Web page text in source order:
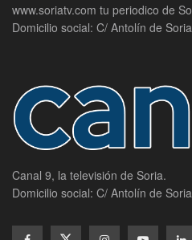
www.soriatv.com tu periodico de
Domicilio social: C/ Antolín de
Canal 9, la televisión de Soria.
Domicilio social: C/ Antolín de